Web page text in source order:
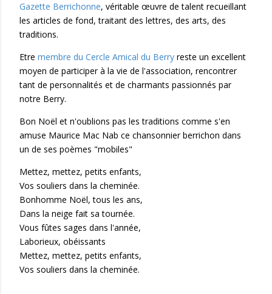
Gazette Berrichonne, véritable œuvre de talent recueillant
les articles de fond, traitant des lettres, des arts, des
traditions.
Etre membre du Cercle Amical du Berry reste un excellent
moyen de participer à la vie de l'association, rencontrer
tant de personnalités et de charmants passionnés par
notre Berry.
Bon Noël et n'oublions pas les traditions comme s'en
amuse Maurice Mac Nab ce chansonnier berrichon dans
un de ses poèmes "mobiles"
Mettez, mettez, petits enfants,
Vos souliers dans la cheminée.
Bonhomme Noël, tous les ans,
Dans la neige fait sa tournée.
Vous fûtes sages dans l'année,
Laborieux, obéissants
Mettez, mettez, petits enfants,
Vos souliers dans la cheminée.